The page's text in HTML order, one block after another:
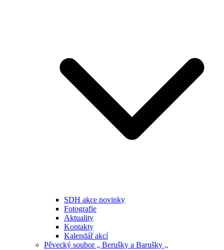
SDH akce novinky
Fotografie
Aktuality
Kontakty
Kalendář akcí
Pěvecký soubor „ Berušky a Barušky „